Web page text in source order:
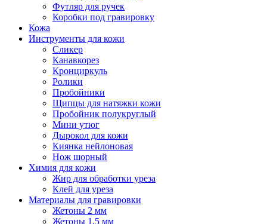
Футляр для ручек
Коробки под гравировку
Кожа
Инструменты для кожи
Сликер
Канавкорез
Кронциркуль
Ролики
Пробойники
Щипцы для натяжки кожи
Пробойник полукруглый
Мини утюг
Дырокол для кожи
Киянка нейлоновая
Нож шорный
Химия для кожи
Жир для обработки уреза
Клей для уреза
Материалы для гравировки
Жетоны 2 мм
Жетоны 1,5 мм